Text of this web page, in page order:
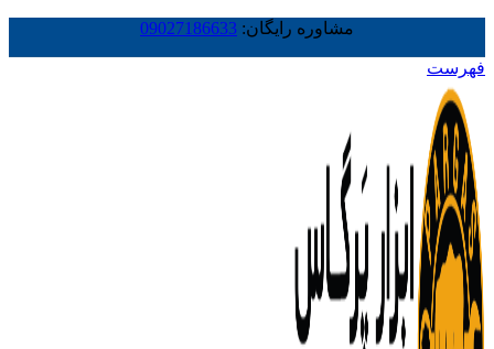
مشاوره رایگان: 09027186633
فهرست